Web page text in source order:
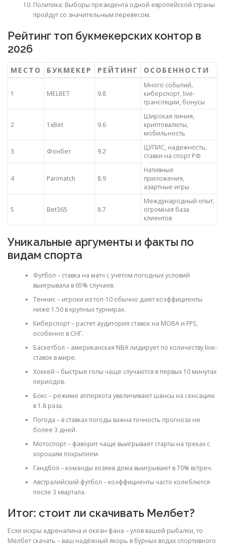
Политика: Выборы президента одной европейской страны
пройдут со значительным перевесом.
Рейтинг топ букмекерских контор в
2026
МЕСТО БУКМЕКЕР РЕЙТИНГ ОСОБЕННОСТИ
1 MELBET 9.8
Много событий,
киберспорт, live-
трансляции, бонусы
2 1xBet 9.6
Широкая линия,
криптовалюты,
мобильность
3 Фонбет 9.2
ЦУПИС, надежность,
ставки на спорт РФ
4 Parimatch 8.9
Нативные
приложения,
азартные игры
5 Bet365 8.7
Международный опыт,
огромная база
клиентов
Уникальные аргументы и факты по
видам спорта
Футбол – ставка на матч с учетом погодных условий
выигрывала в 65% случаев.
Теннис – игроки из топ-10 обычно дают коэффициенты
ниже 1.50 в крупных турнирах.
Киберспорт – растет аудитория ставок на MOBA и FPS,
особенно в СНГ.
Баскетбол – американская NBA лидирует по количеству live-
ставок в мире.
Хоккей – быстрые голы чаще случаются в первых 10 минутах
периодов.
Бокс – режиме апперкота увеличивают шансы на сенсацию
в 1.8 раза.
Погода – в ставках погоды важна точность прогноза не
более 3 дней.
Мотоспорт – фаворит чаще выигрывает старты на треках с
хорошим покрытием.
Гандбол – команды хозяев дома выигрывают в 70% встреч.
Австралийский футбол – коэффициенты часто колеблются
после 3 квартала.
Итог: стоит ли скачивать Мелбет?
Если искры адреналина и океан фана – улов вашей рыбалки, то
Мелбет скачать – ваш надёжный якорь в бурных водах спортивного